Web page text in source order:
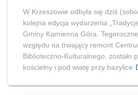
W Krzeszowie odbyła się dziś
kolejna edycja wydarzenia
Gminy Kamienna Góra.
względu na trwający remont
Biblioteczno‑Kulturalnego, zostało
kościelny i pod wiatę przy bazylice